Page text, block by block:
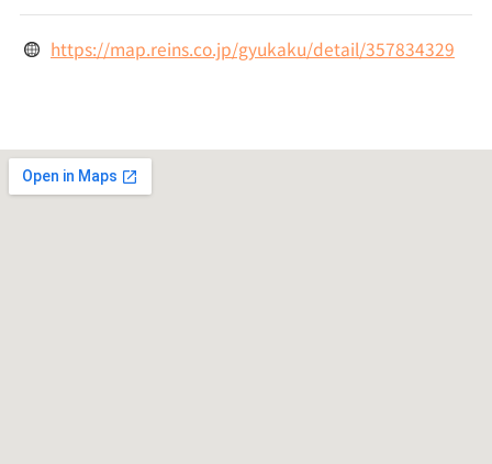
https://map.reins.co.jp/gyukaku/detail/357834329